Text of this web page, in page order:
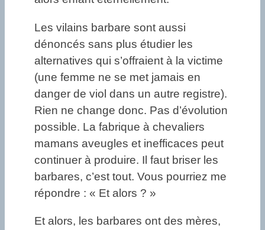
Les vilains barbare sont aussi
dénoncés sans plus étudier les
alternatives qui s’offraient à la victime
(une femme ne se met jamais en
danger de viol dans un autre registre).
Rien ne change donc. Pas d’évolution
possible. La fabrique à chevaliers
mamans aveugles et inefficaces peut
continuer à produire. Il faut briser les
barbares, c’est tout. Vous pourriez me
répondre : « Et alors ? »
Et alors, les barbares ont des mères,